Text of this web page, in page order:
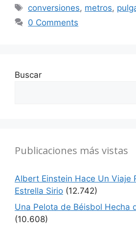
Etiquetas
conversiones, metros,
0 Comments
Buscar
Publicaciones más vistas
Albert Einstein Hace Un Viaje
Estrella Sirio (12.742)
Una Pelota de Béisbol Hecha
(10.608)